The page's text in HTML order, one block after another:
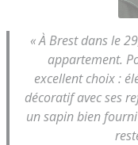
« À Brest dans le
appartement.
excellent choix :
décoratif avec ses
un sapin bien